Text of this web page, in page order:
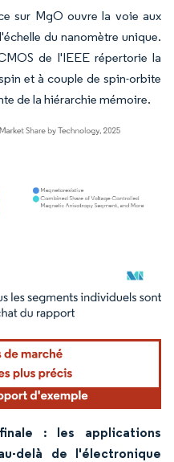
sur MgO ouvre la voie aux
du nanomètre unique.
de l'IEEE répertorie la
et à couple de spin-orbite
de la hiérarchie mémoire.
nécessite une attribution sous CC BY
: les applications
delà de l'électronique